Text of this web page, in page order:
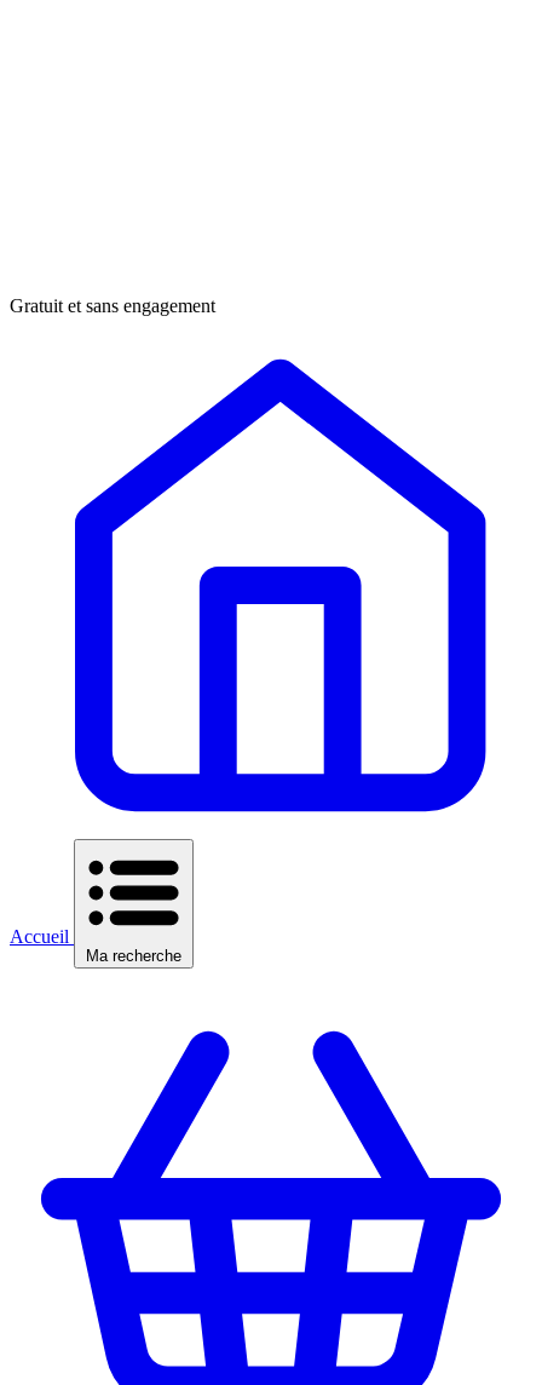
Gratuit et sans engagement
Accueil
Ma recherche